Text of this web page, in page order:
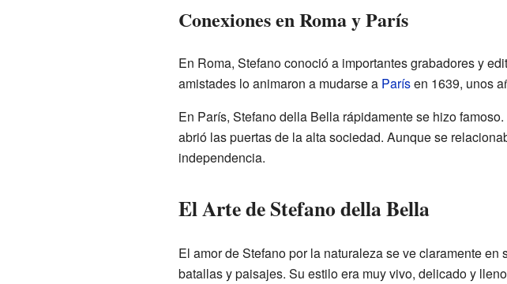
Conexiones en Roma y París
En Roma, Stefano conoció a importantes grabadores y
amistades lo animaron a mudarse a Parísen 1639, unos
En París, Stefano della Bella rápidamente se hizo
abrió las puertas de la alta sociedad. Aunque se
independencia.
El Arte de Stefano della Bella
El amor de Stefano por la naturaleza se ve claramente
batallas y paisajes. Su estilo era muy vivo, delicado y